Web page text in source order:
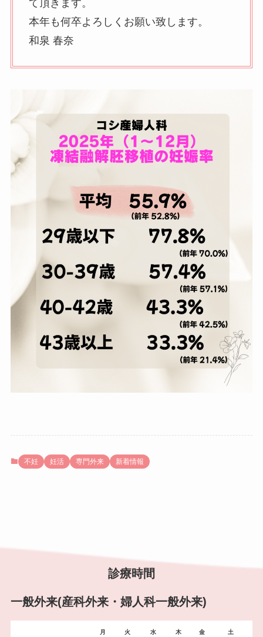
て頂きます。
本年も何卒よろしくお願い致します。
和泉 春奈
不妊 妊活 専門外来 新着情報
診療時間
一般外来(産科外来・婦人科一般外来)
月 火 水 木 金 土